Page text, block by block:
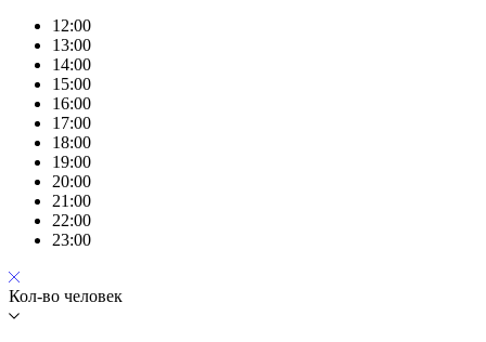
12:00
13:00
14:00
15:00
16:00
17:00
18:00
19:00
20:00
21:00
22:00
23:00
Кол-во человек